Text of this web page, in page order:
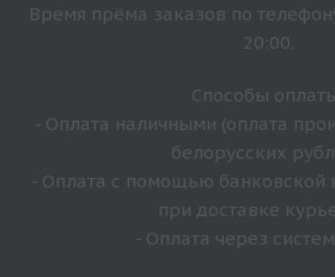
Время прёма заказов по
20:00.
Способы
- Оплата наличными (оплата
белорусских
- Оплата с помощью банковской
при доставке
- Оплата через